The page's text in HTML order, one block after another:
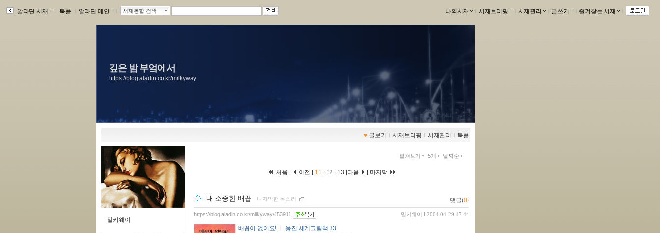
알라딘 서재 북플 알라딘 메인 서재통합 검색 나의서재 서재브리핑 서재관리 글쓰기 즐겨찾는 서재
깊은 밤 부엌에서
https://blog.aladin.co.kr/milkyway
글보기 ｌ 서재브리핑 ｌ 서재관리 ｌ 북플
- 밀키웨이
펼쳐보기 5개 날짜순
처음 이전 11 12 13 다음 마지막
내 소중한 배꼽 ｌ 나지막한 목소리 댓글(0)
밀키웨이 l 2004-04-29 17:44
https://blog.aladin.co.kr/milkyway/453911
배꼽이 없어요!
웅진 세계그림책 33